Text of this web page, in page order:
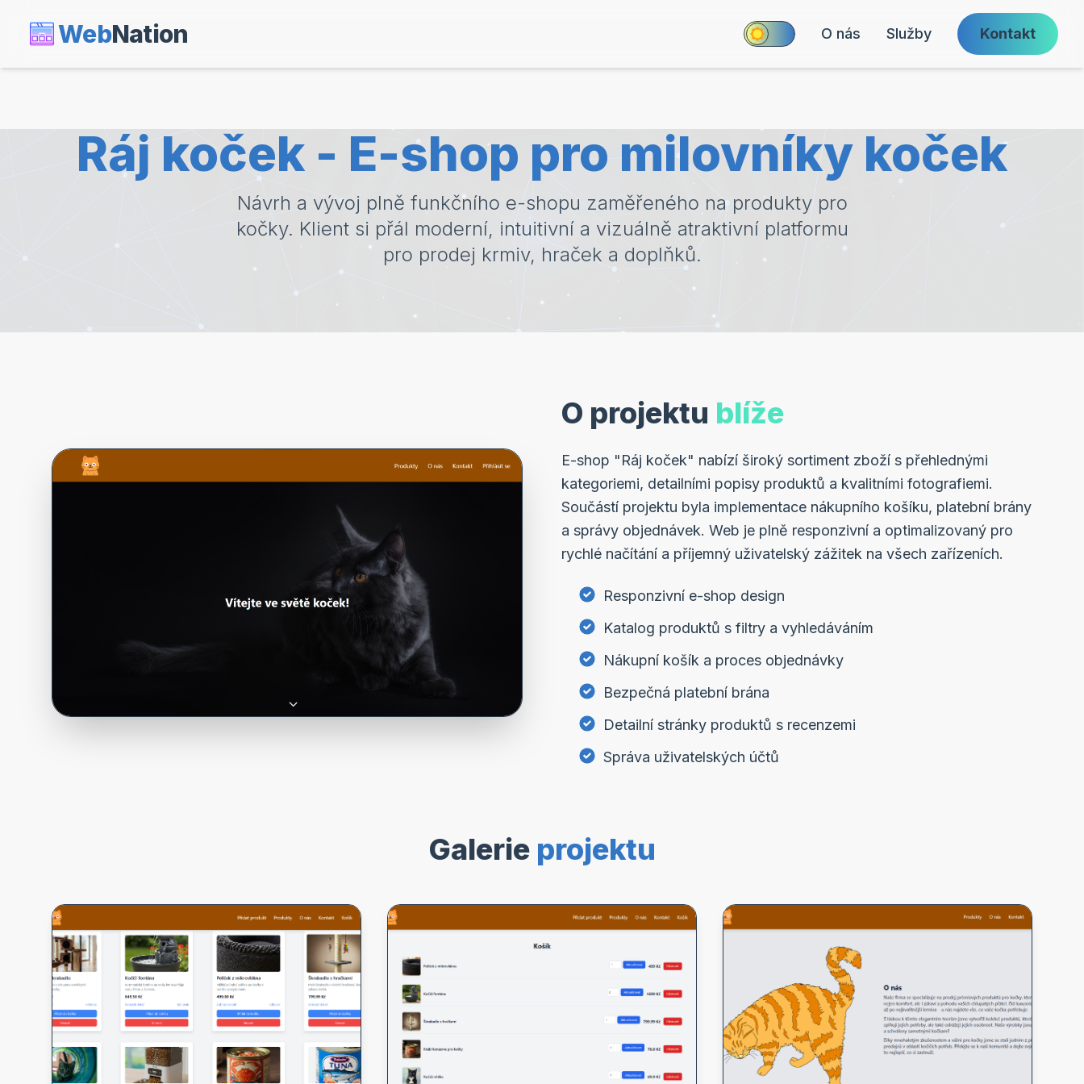
WebNation O nás Služby Kontakt
Ráj koček - E-shop pro milovníky koček
Návrh a vývoj plně funkčního e-shopu zaměřeného na produkty pro
kočky. Klient si přál moderní, intuitivní a vizuálně atraktivní platformu
pro prodej krmiv, hraček a doplňků.
O projektu blíže
E-shop "Ráj koček" nabízí široký sortiment zboží s přehlednými
kategoriemi, detailními popisy produktů a kvalitními fotografiemi.
Součástí projektu byla implementace nákupního košíku, platební brány
a správy objednávek. Web je plně responzivní a optimalizovaný pro
rychlé načítání a příjemný uživatelský zážitek na všech zařízeních.
Responzivní e-shop design
Katalog produktů s filtry a vyhledáváním
Nákupní košík a proces objednávky
Bezpečná platební brána
Detailní stránky produktů s recenzemi
Správa uživatelských účtů
Galerie projektu